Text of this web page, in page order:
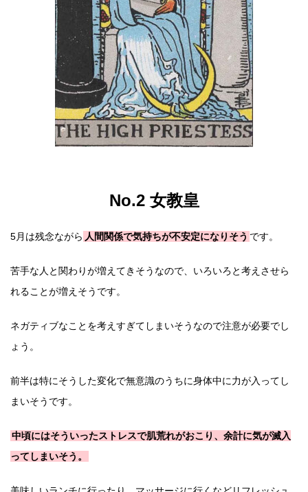
No.2 女教皇
5月は残念ながら 人間関係で気持ちが不安定になりそう です。
苦手な人と関わりが増えてきそうなので、いろいろと考えさせら
れることが増えそうです。
ネガティブなことを考えすぎてしまいそうなので注意が必要でし
ょう。
前半は特にそうした変化で無意識のうちに身体中に力が入ってし
まいそうです。
中頃にはそういったストレスで肌荒れがおこり、余計に気が滅入
ってしまいそう。